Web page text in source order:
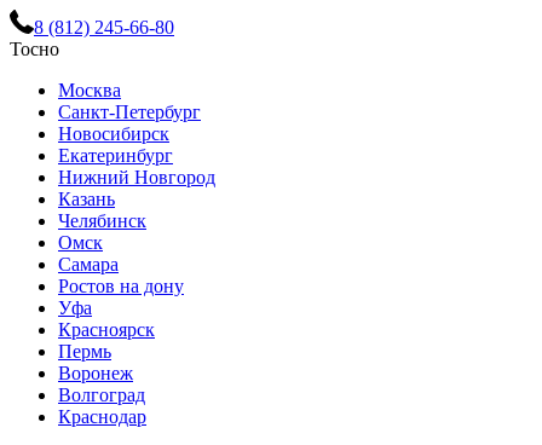
8 (812) 245-66-80
Тосно
Москва
Санкт-Петербург
Новосибирск
Екатеринбург
Нижний Новгород
Казань
Челябинск
Омск
Самара
Ростов на дону
Уфа
Красноярск
Пермь
Воронеж
Волгоград
Краснодар